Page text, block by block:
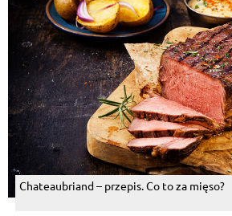
Chateaubriand – przepis. Co to za mięso?